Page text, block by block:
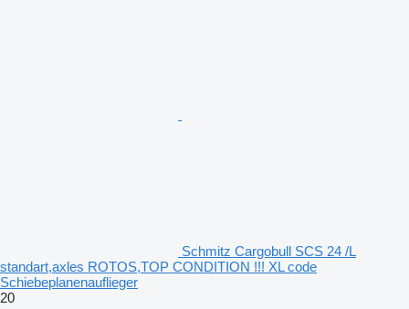
Schmitz Cargobull SCS 24 /L
standart,axles ROTOS,TOP CONDITION !!! XL code
Schiebeplanenauflieger
20